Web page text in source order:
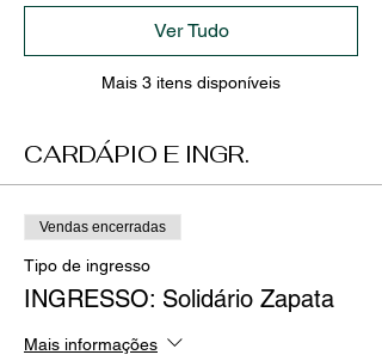
Mais 3 itens disponíveis
Ver Tudo
CARDÁPIO E INGR.
Vendas encerradas
Tipo de ingresso
INGRESSO: Solidário Zapata
Mais informações